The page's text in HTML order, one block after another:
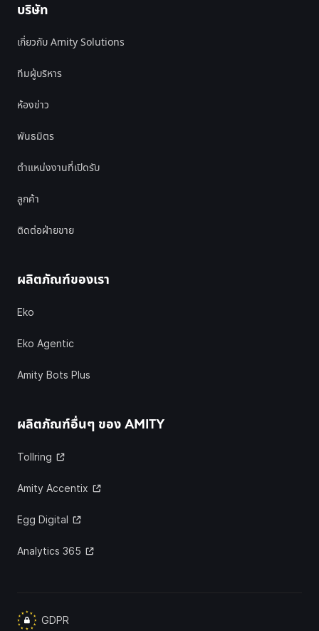
บริษัท
เกี่ยวกับ Amity Solutions
ทีมผู้บริหาร
ห้องข่าว
พันธมิตร
ตำแหน่งงานที่เปิดรับ
ลูกค้า
ติดต่อฝ่ายขาย
ผลิตภัณฑ์ของเรา
Eko
Eko Agentic
Amity Bots Plus
ผลิตภัณฑ์อื่นๆ ของ AMITY
Tollring
Amity Accentix
Egg Digital
Analytics 365
GDPR